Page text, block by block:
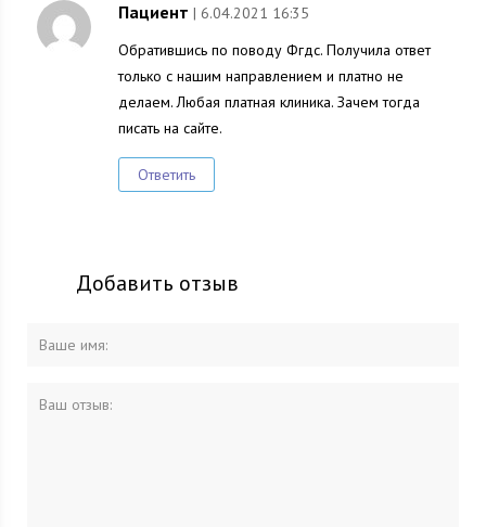
Пациент | 6.04.2021 16:35
Обратившись по поводу Фгдс. Получила ответ
только с нашим направлением и платно не
делаем. Любая платная клиника. Зачем тогда
писать на сайте.
Ответить
Добавить отзыв